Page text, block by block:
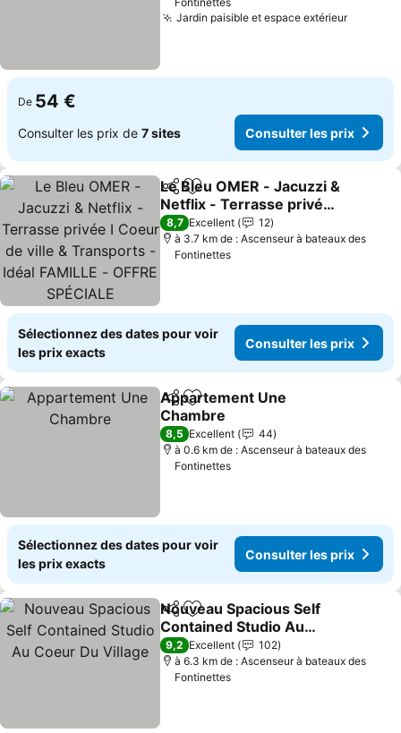
Jardin paisible et espace extérieur
De 54 €
Consulter les prix de 7 sites Consulter les prix
PartagerAjouter à mes favoris
Le Bleu OMER - Jacuzzi &
Netflix - Terrasse privée I
Coeur de ville &
Transports - Idéal
FAMILLE - OFFRE
8,7 Excellent
12
à 3.7 km de : Ascenseur à bateaux des
Fontinettes
Sélectionnez des dates pour voir
les prix exacts
Consulter les prix
PartagerAjouter à mes favoris
Appartement Une
Chambre
8,5 Excellent
44
à 0.6 km de : Ascenseur à bateaux des
Fontinettes
Sélectionnez des dates pour voir
les prix exacts
Consulter les prix
PartagerAjouter à mes favoris
Nouveau Spacious Self
Contained Studio Au
Coeur Du Village
9,2 Excellent
102
à 6.3 km de : Ascenseur à bateaux des
Fontinettes